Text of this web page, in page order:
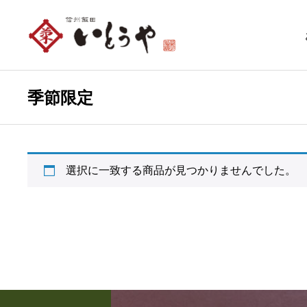
季節限定
選択に一致する商品が見つかりませんでした。